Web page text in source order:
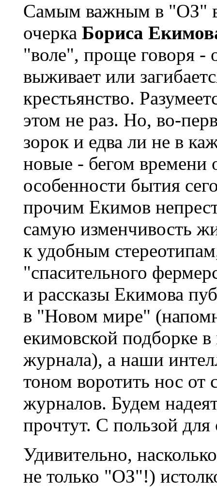
Самым важным в "ОЗ"
очерка Бориса
"воле", проще говоря -
выживает или
крестьянство.
этом не раз. Но, во-
зорок и едва ли не в
новые - бегом времени
особенности бытия
прочим Екимов
самую изменчивость
к удобным
"спасительного
и рассказы Екимова
в "Новом мире"
екимовской подборке
журнала), а наши
тоном воротить нос от
журналов. Будем
прочтут. С пользой для
Удивительно,
не только "ОЗ"!)